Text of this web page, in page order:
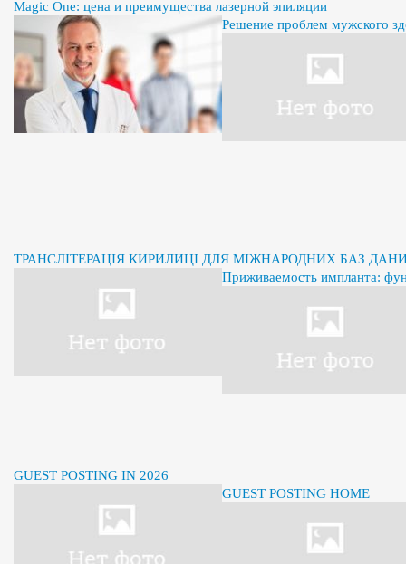
Magic One: цена и преимущества лазерной эпиляции
Решение проблем мужского
ТРАНСЛІТЕРАЦІЯ КИРИЛИЦІ ДЛЯ МІЖНАРОДНИХ БАЗ
Приживаемость импланта:
GUEST POSTING IN 2026
GUEST POSTING HOME